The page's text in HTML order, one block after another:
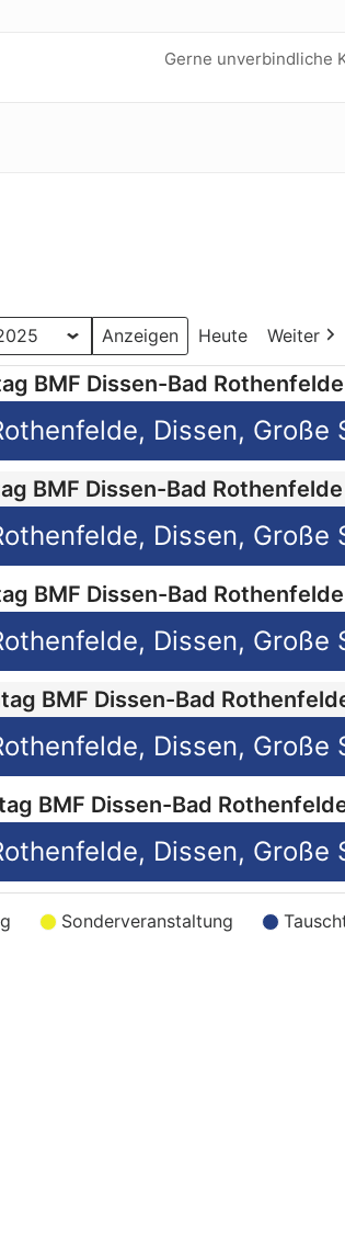
Gerne unverbindliche
Heute Weiter
BMF Dissen-Bad Rothenfelde
19:00 Tauschtag BMF Dissen-Bad Rothenfelde,
BMF Dissen-Bad Rothenfelde
19:00 Tauschtag BMF Dissen-Bad Rothenfelde,
BMF Dissen-Bad Rothenfelde
19:00 Tauschtag BMF Dissen-Bad Rothenfelde,
BMF Dissen-Bad
19:00 Tauschtag BMF Dissen-Bad Rothenfelde,
BMF Dissen-Bad
19:00 Tauschtag BMF Dissen-Bad Rothenfelde,
Sonderveranstaltung